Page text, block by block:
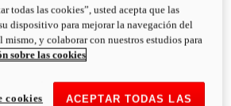
todas las cookies”, usted acepta que las
dispositivo para mejorar la navegación del
y colaborar con nuestros estudios para
sobre las cookies
ACEPTAR TODAS LAS
cookies